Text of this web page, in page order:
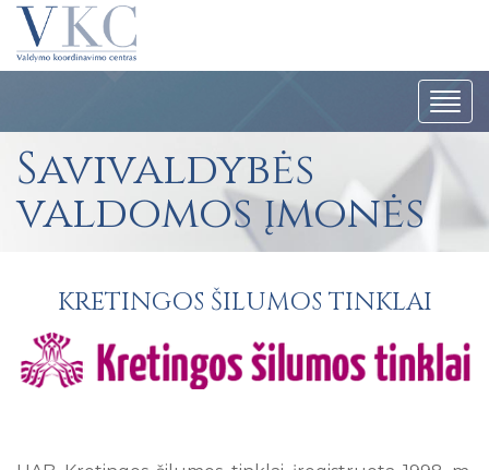
Savivaldybės
valdomos įmonės
KRETINGOS ŠILUMOS TINKLAI